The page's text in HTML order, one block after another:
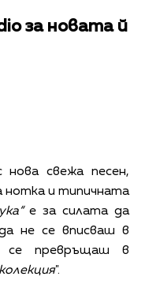
за новата й
свежа песен,
нотка и типичната
е за силата да
не се вписваш в
превръщаш в
колекция".